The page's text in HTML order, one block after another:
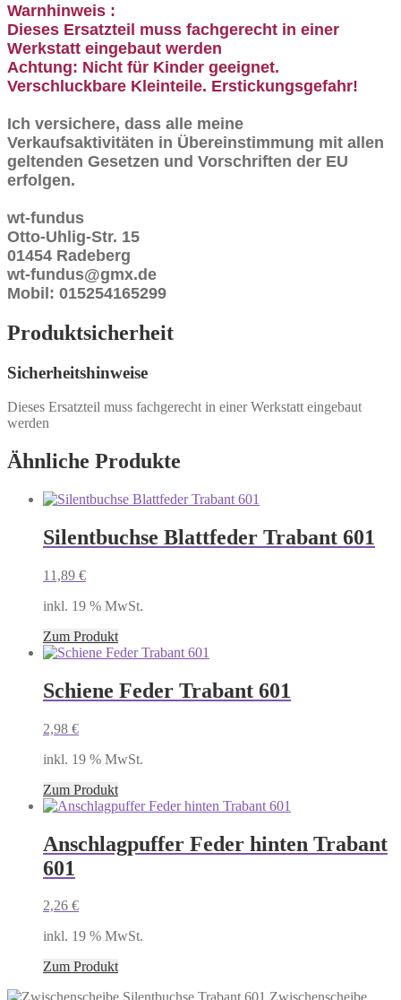
Warnhinweis :
Dieses Ersatzteil muss fachgerecht in einer
Werkstatt eingebaut werden
Achtung: Nicht für Kinder geeignet.
Verschluckbare Kleinteile. Erstickungsgefahr!
Ich versichere, dass alle meine
Verkaufsaktivitäten in Übereinstimmung mit allen
geltenden Gesetzen und Vorschriften der EU
erfolgen.
wt-fundus
Otto-Uhlig-Str. 15
01454 Radeberg
wt-fundus@gmx.de
Mobil: 015254165299
Produktsicherheit
Sicherheitshinweise
Dieses Ersatzteil muss fachgerecht in einer Werkstatt eingebaut
werden
Ähnliche Produkte
Silentbuchse Blattfeder Trabant 601
11,89 €
inkl. 19 % MwSt.
Zum Produkt
Schiene Feder Trabant 601
2,98 €
inkl. 19 % MwSt.
Zum Produkt
Anschlagpuffer Feder hinten Trabant
601
2,26 €
inkl. 19 % MwSt.
Zum Produkt